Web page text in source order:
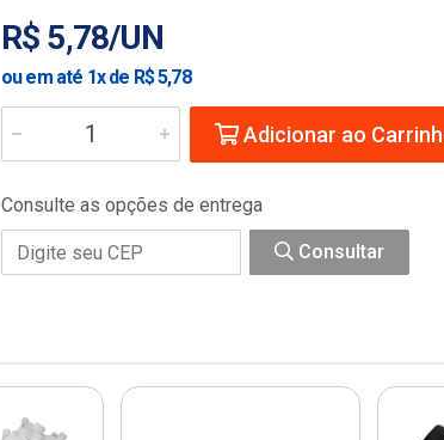
R$ 5,78/UN
ou em até 1x de R$ 5,78
Adicionar ao
Consulte as opções de entrega
Consultar